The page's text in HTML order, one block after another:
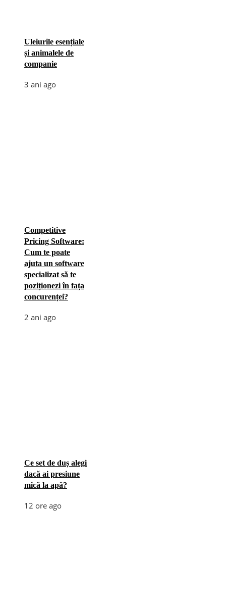
Uleiurile esențiale
și animalele de
companie
3 ani ago
Competitive
Pricing Software:
Cum te poate
ajuta un software
specializat să te
poziționezi în fața
concurenței?
2 ani ago
Ce set de duș alegi
dacă ai presiune
mică la apă?
12 ore ago